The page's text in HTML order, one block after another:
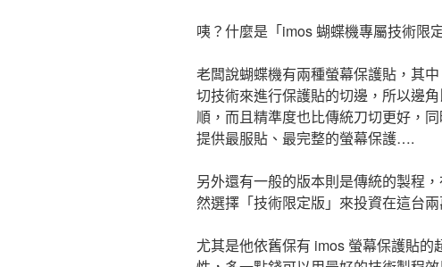
咦？什麼是「imos 蝴蝶機專屬技術限
老闆說蝴蝶機有兩種螢幕保護貼，其
切技術來進行保護貼的切邊，所以邊
順，而且精準度也比傳統刀切更好，
提供最服貼、最完整的螢幕保護….
另外還有一般的版本則是傳統的製程
然選擇「技術限定版」來投資在這台
尤其是他依舊保有 imos 螢幕保護貼